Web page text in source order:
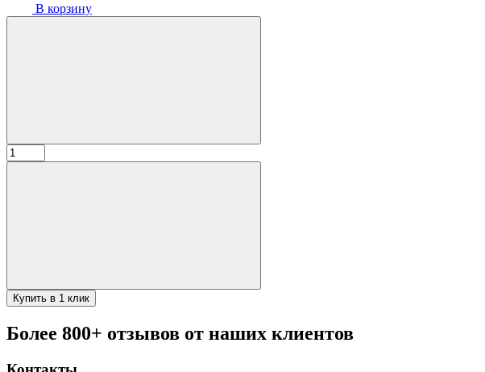
В корзину
Количество
товара
Купить в 1 клик
Более 800+ отзывов от наших клиентов